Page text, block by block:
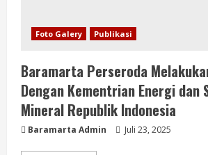
Foto Galery Publikasi
Baramarta Perseroda
Dengan Kementrian Energi dan
Mineral Republik Indonesia
Baramarta Admin Juli 23, 2025